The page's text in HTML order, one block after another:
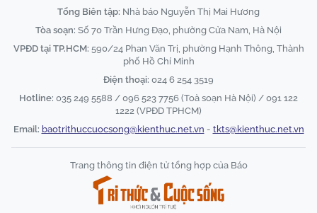
Tổng Biên tập: Nhà báo Nguyễn Thị Mai Hương
Tòa soạn: Số 70 Trần Hưng Đạo, phường Cửa Nam, Hà Nội
VPĐD tại TP.HCM: 590/24 Phan Văn Trị, phường Hạnh Thông, Thành
phố Hồ Chí Minh
Điện thoại: 024 6 254 3519
Hotline: 035 249 5588 / 096 523 7756 (Toà soạn Hà Nội) / 091 122
1222 (VPĐD TPHCM)
Email: baotrithuccuocsong@kienthuc.net.vn - tkts@kienthuc.net.vn
Trang thông tin điện tử tổng hợp của Báo